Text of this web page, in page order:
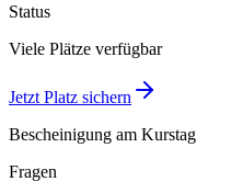
Status
Viele Plätze verfügbar
Jetzt Platz sichern
Bescheinigung am Kurstag
Fragen